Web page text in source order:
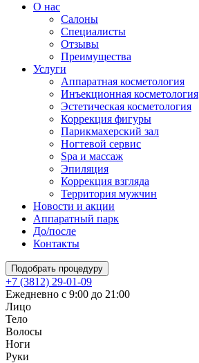
О нас
Салоны
Специалисты
Отзывы
Преимущества
Услуги
Аппаратная косметология
Инъекционная косметология
Эстетическая косметология
Коррекция фигуры
Парикмахерский зал
Ногтевой сервис
Spa и массаж
Эпиляция
Коррекция взгляда
Территория мужчин
Новости и акции
Аппаратный парк
До/после
Контакты
Подобрать процедуру
+7 (3812) 29-01-09
Ежедневно с 9:00 до 21:00
Лицо
Тело
Волосы
Ноги
Руки